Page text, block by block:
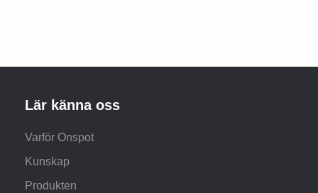
Lär känna oss
Varför Onspot
Kunskap
Produkten